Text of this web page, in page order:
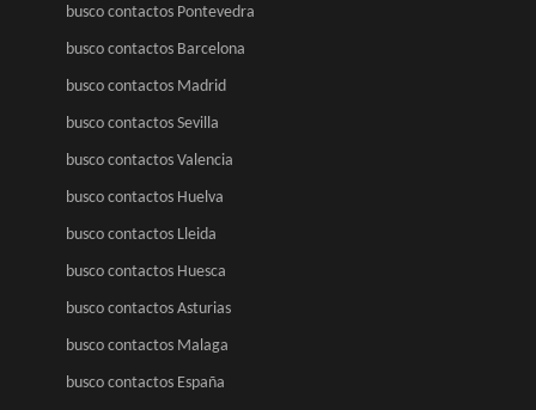
busco contactos Pontevedra
busco contactos Barcelona
busco contactos Madrid
busco contactos Sevilla
busco contactos Valencia
busco contactos Huelva
busco contactos Lleida
busco contactos Huesca
busco contactos Asturias
busco contactos Malaga
busco contactos España